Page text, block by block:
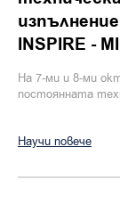
INSPIRE -
На 7-ми и 8-ми
постоянната
Научи повече